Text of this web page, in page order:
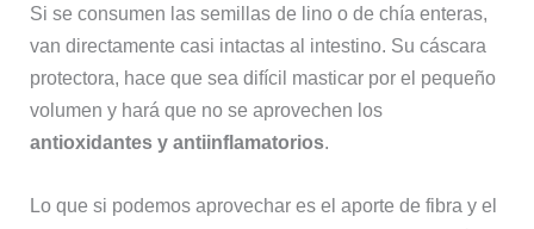
Si se consumen las semillas de lino o de chía enteras,
van directamente casi intactas al intestino. Su cáscara
protectora, hace que sea difícil masticar por el pequeño
volumen y hará que no se aprovechen los
antioxidantes y antiinflamatorios
Lo que si podemos aprovechar es el aporte de fibra y el